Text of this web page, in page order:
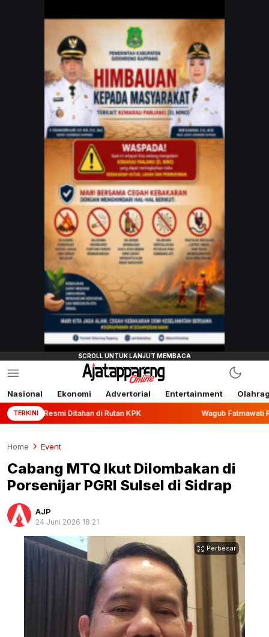
Nasional Ekonomi Advertorial Entertainment
TERKINIdi Rutan KPK Wagub Fatmawati Rusdi Lepas
Home Event
Cabang MTQ Ikut Dilombakan di
Porsenijar PGRI Sulsel di Sidrap
AJP
24 Juni 2026 18:21
Perbesar